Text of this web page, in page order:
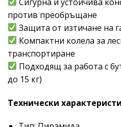
против преобръщане
Защита от изтичане на
Компактни колела за
транспортиране
Подходящ за работа с
до 15 кг)
Технически